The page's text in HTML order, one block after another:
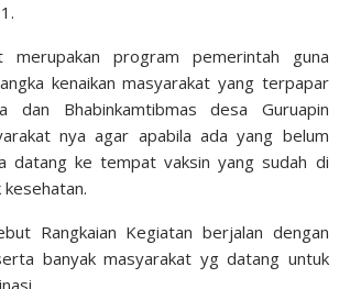
merupakan program pemerintah guna
kenaikan masyarakat yang terpapar
dan Bhabinkamtibmas desa Guruapin
nya agar apabila ada yang belum
datang ke tempat vaksin yang sudah di
Rangkaian Kegiatan berjalan dengan
banyak masyarakat yg datang untuk